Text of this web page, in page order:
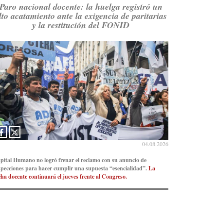
sus derechos y por su organización. Hoy lo
a intentar.https://t.co/dOrTo1dv3D
Consenso Patagónico
@consensopatagon
5d
@caortega64: A#50AñosDelGolpe, la memoria
presente y es futuro.https://t.co/uhRcKnCCc5
Ver en X
Consenso Patagónico
@consensopatagon
5d
con Irán al petróleohttps://t.co/IInL9uYZvh
t.co/ytaelKSfHm
nacional docente: la huelga registró un
acatamiento ante la exigencia de paritarias
y la restitución del FONID
04.08.2026
Humano no logró frenar el reclamo con su anuncio de
para hacer cumplir una supuesta “esencialidad”.La
docente continuará el jueves frente al Congreso.